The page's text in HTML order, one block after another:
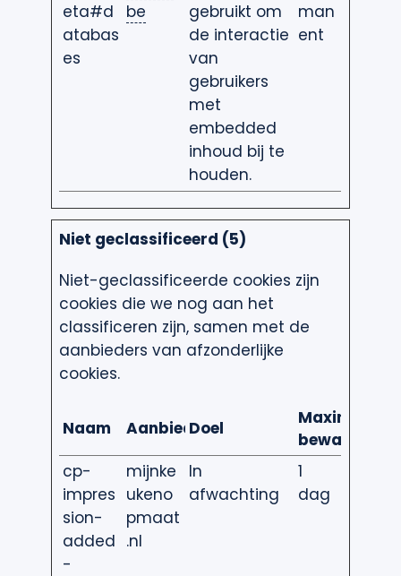
eta#d
atabas
es
be
gebruikt om
de interactie
van
gebruikers
met
embedded
inhoud bij te
houden.
man
ent
Niet geclassificeerd (5)
Niet-geclassificeerde cookies zijn
cookies die we nog aan het
classificeren zijn, samen met de
aanbieders van afzonderlijke
cookies.
Naam Aanbieder
Doel
Maximale
cp-
impres
sion-
added
-
mijnke
ukeno
pmaat
.nl
In
afwachting
1
dag